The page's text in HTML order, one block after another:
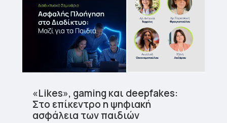
«Likes», gaming και deepfakes:
Στο επίκεντρο η ψηφιακή
ασφάλεια των παιδιών